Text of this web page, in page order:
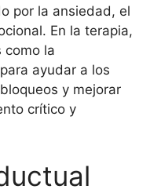
por la ansiedad, el
En la terapia,
como la
ayudar a los
y mejorar
crítico y